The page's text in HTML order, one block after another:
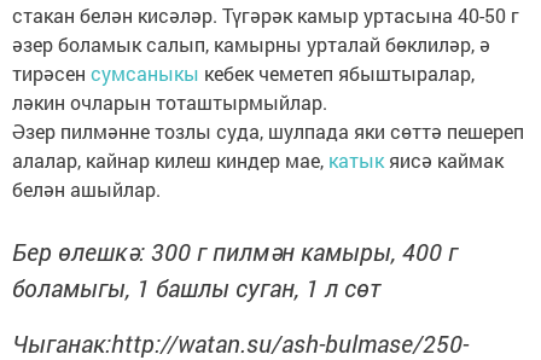
стакан белән кисәләр. Түгәрәк камыр уртасына 40-50 г
әзер боламык салып, камырны урталай бөклиләр, ә
тирәсен сумсаныкы кебек чеметеп ябыштыралар,
ләкин очларын тоташтырмыйлар.
Әзер пилмәнне тозлы суда, шулпада яки сөттә пешереп
алалар, кайнар килеш киндер мае, катык яисә каймак
белән ашыйлар.
Бер өлешкә: 300 г пилмән камыры, 400 г
боламыгы, 1 башлы суган, 1 л сөт
Чыганак:http://watan.su/ash-bulmase/250-